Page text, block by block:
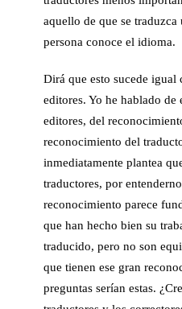
aquello de que se
persona conoce el idioma.
Dirá que esto sucede
editores. Yo he hablado de
editores, del
reconocimiento del
inmediatamente plantea
traductores, por
reconocimiento parece
que han hecho bien su
traducido, pero no son
que tienen ese gran
preguntas serían estas.